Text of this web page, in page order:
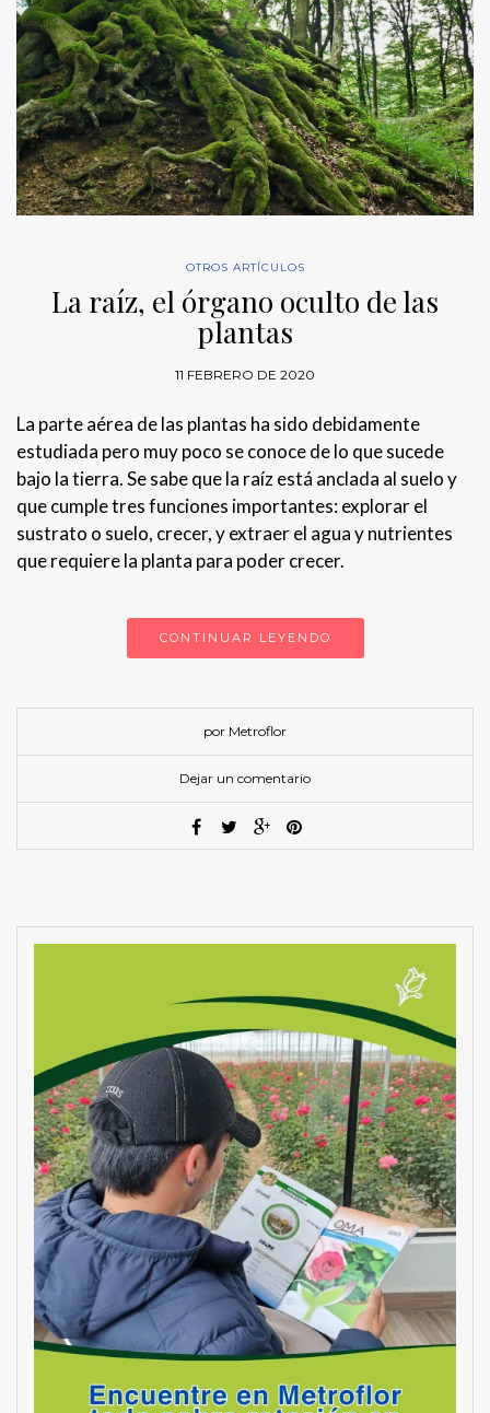
OTROS ARTÍCULOS
La raíz, el órgano oculto de las
plantas
11 FEBRERO DE 2020
La parte aérea de las plantas ha sido debidamente
estudiada pero muy poco se conoce de lo que sucede
bajo la tierra. Se sabe que la raíz está anclada al suelo y
que cumple tres funciones importantes: explorar el
sustrato o suelo, crecer, y extraer el agua y nutrientes
que requiere la planta para poder crecer.
CONTINUAR LEYENDO
por Metroflor
Dejar un comentario